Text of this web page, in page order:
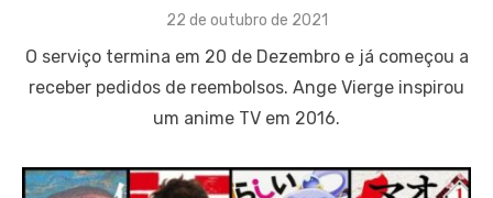
Posted
22 de outubro de 2021
O serviço termina em 20 de Dezembro e já começou a
receber pedidos de reembolsos. Ange Vierge inspirou
um anime TV em 2016.